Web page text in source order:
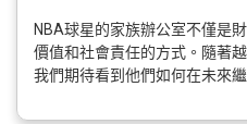
NBA球星的家族辦公室不僅是
價值和社會責任的方式。隨著
我們期待看到他們如何在未來